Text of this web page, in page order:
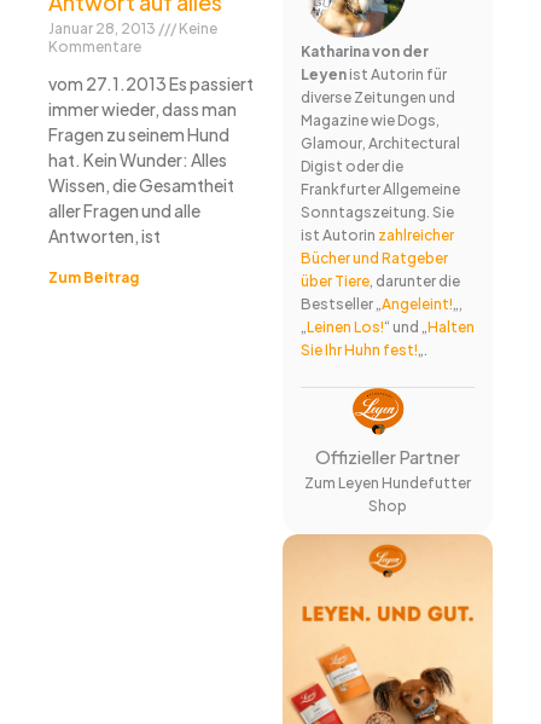
Januar 28, 2013
Keine
Kommentare
vom 27.1.2013 Es passiert
immer wieder, dass man
Fragen zu seinem Hund
hat. Kein Wunder: Alles
Wissen, die Gesamtheit
aller Fragen und alle
Antworten, ist
Zum Beitrag
Katharina von der
Leyenist Autorin für
diverse Zeitungen und
Magazine wie Dogs,
Glamour, Architectural
Digist oder die
Frankfurter Allgemeine
Sonntagszeitung. Sie
ist Autorin zahlreicher
Bücher und Ratgeber
über Tiere, darunter die
Bestseller „Angeleint!„,
„Leinen Los!“ und „Halten
Sie Ihr Huhn fest!„.
Offizieller Partner
Zum Leyen Hundefutter
Shop